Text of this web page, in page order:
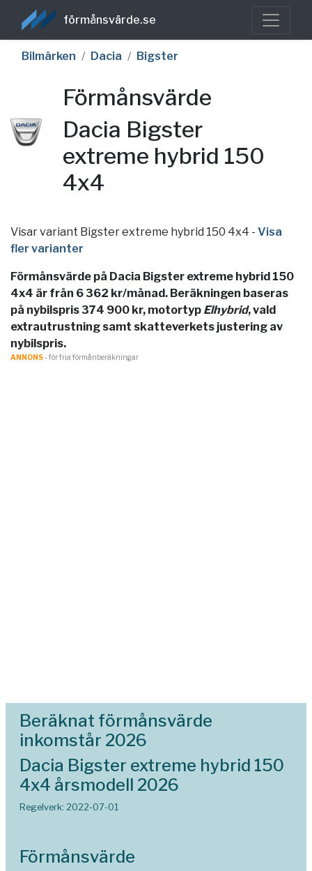
förmånsvärde.se
Bilmärken Dacia Bigster
Förmånsvärde
Dacia Bigster
extreme hybrid 150
4x4
Visar variant Bigster extreme hybrid 150 4x4 - Visa
fler varianter
Förmånsvärde på Dacia Bigster extreme hybrid 150
4x4 är från 6 362 kr/månad. Beräkningen baseras
på nybilspris 374 900 kr, motortyp Elhybrid, vald
extrautrustning samt skatteverkets justering av
nybilspris.
ANNONS- för fria förmånberäkningar
Beräknat förmånsvärde
inkomstår 2026
Dacia Bigster extreme hybrid 150
4x4 årsmodell 2026
Regelverk: 2022-07-01
Förmånsvärde